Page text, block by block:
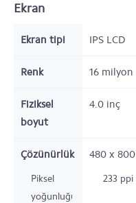
Ekran
Ekran tipi IPS LCD
Renk 16 milyon
Fiziksel
boyut
4.0 inç
Çözünürlük 480 x 800
Piksel
yoğunluğu
233 ppi